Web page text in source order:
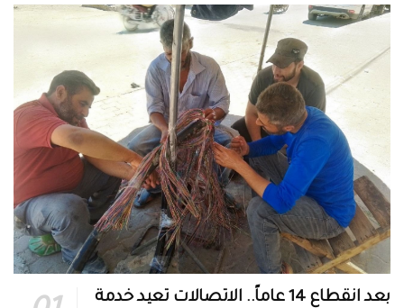
بعد انقطاع 14 عاماً.. الاتصالات تعيد خدمة